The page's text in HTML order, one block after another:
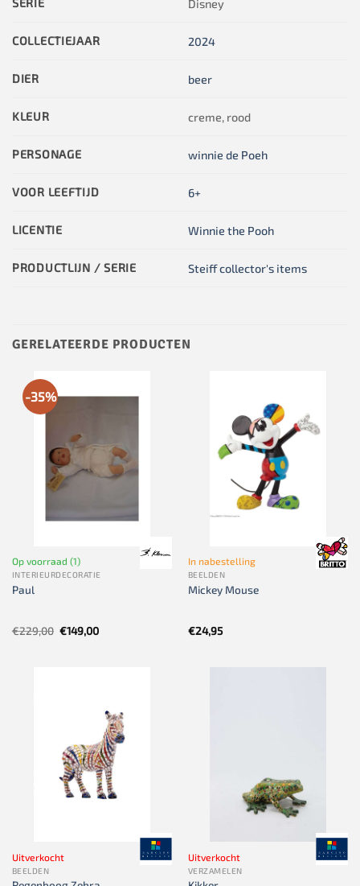
SERIE Disney
COLLECTIEJAAR 2024
DIER beer
KLEUR creme, rood
PERSONAGE winnie de Poeh
VOOR LEEFTIJD 6+
LICENTIE Winnie the Pooh
PRODUCTLIJN / SERIE Steiff collector's items
GERELATEERDE PRODUCTEN
-35%
Op voorraad (1)
INTERIEURDECORATIE
Paul
€229,00 Oorspronkelijke
prijs
€149,00Huidige
In nabestelling
BEELDEN
Mickey Mouse
€24,95
Uitverkocht
BEELDEN
Uitverkocht
VERZAMELEN